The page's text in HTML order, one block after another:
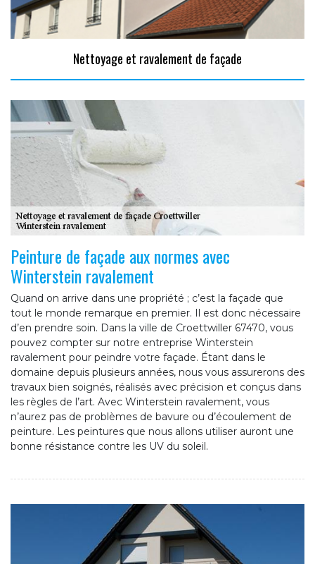
Nettoyage et ravalement de façade
Peinture de façade aux normes avec
Winterstein ravalement
Quand on arrive dans une propriété ; c’est la façade que
tout le monde remarque en premier. Il est donc nécessaire
d’en prendre soin. Dans la ville de Croettwiller 67470, vous
pouvez compter sur notre entreprise Winterstein
ravalement pour peindre votre façade. Étant dans le
domaine depuis plusieurs années, nous vous assurerons des
travaux bien soignés, réalisés avec précision et conçus dans
les règles de l’art. Avec Winterstein ravalement, vous
n’aurez pas de problèmes de bavure ou d’écoulement de
peinture. Les peintures que nous allons utiliser auront une
bonne résistance contre les UV du soleil.